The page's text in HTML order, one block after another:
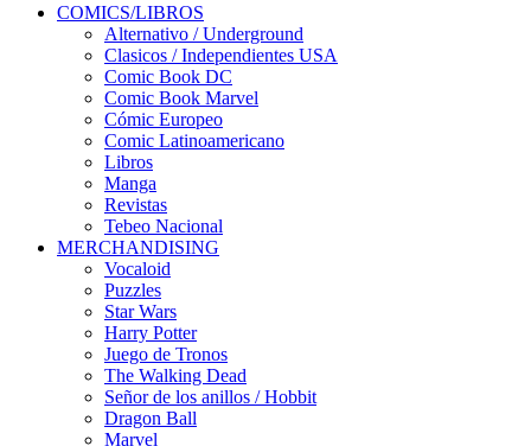
COMICS/LIBROS
Alternativo / Underground
Clasicos / Independientes USA
Comic Book DC
Comic Book Marvel
Cómic Europeo
Comic Latinoamericano
Libros
Manga
Revistas
Tebeo Nacional
MERCHANDISING
Vocaloid
Puzzles
Star Wars
Harry Potter
Juego de Tronos
The Walking Dead
Señor de los anillos / Hobbit
Dragon Ball
Marvel